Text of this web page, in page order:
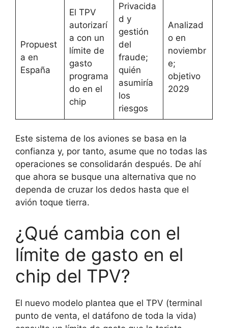
Propuest
a en
España
El TPV
autorizarí
a con un
límite de
gasto
programa
do en el
chip
Privacida
d y
gestión
del
fraude;
quién
asumiría
los
riesgos
Analizad
o en
noviembr
e;
objetivo
2029
Este sistema de los aviones se basa en la
confianza y, por tanto, asume que no todas las
operaciones se consolidarán después. De ahí
que ahora se busque una alternativa que no
dependa de cruzar los dedos hasta que el
avión toque tierra.
¿Qué cambia con el
límite de gasto en el
chip del TPV?
El nuevo modelo plantea que el TPV (terminal
punto de venta, el datáfono de toda la vida)